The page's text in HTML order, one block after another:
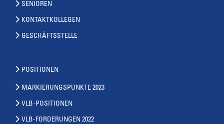
SENIOREN
KONTAKTKOLLEGEN
GESCHÄFTSSTELLE
POSITIONEN
MARKIERUNGSPUNKTE 2023
VLB-POSITIONEN
VLB-FORDERUNGEN 2022